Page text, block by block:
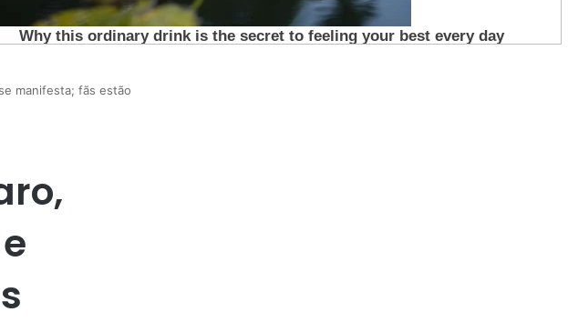
manifesta; fãs estão